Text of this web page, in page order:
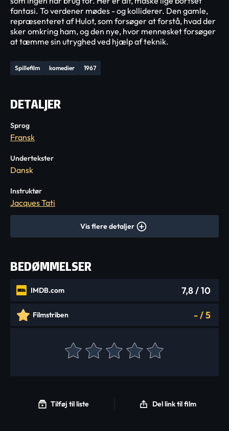
Spillefilm komedier 1967
fantasi. To verdener mødes - og kolliderer. Den gamle,
repræsenteret af Hulot, som forsøger at forstå, hvad der
sker omkring ham, og den nye, hvor mennesket forsøger
at tæmme sin utryghed ved hjælp af teknik.
DETALJER
Sprog
Fransk
Undertekster
Dansk
Instruktør
Jacques Tati
Vis flere detaljer
BEDØMMELSER
IMDB.com 7,8/ 10
Filmstriben -/5
Tilføj til liste Del link til film